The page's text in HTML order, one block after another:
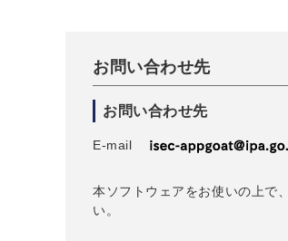
お問い合わせ先
お問い合わせ先
E-mail
本ソフトウェアをお使いの上で
い。